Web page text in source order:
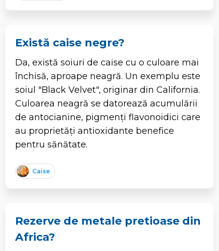
Există caise negre?
Da, există soiuri de caise cu o culoare mai
închisă, aproape neagră. Un exemplu este
soiul "Black Velvet", originar din California.
Culoarea neagră se datorează acumulării
de antocianine, pigmenți flavonoidici care
au proprietăți antioxidante benefice
pentru sănătate.
Caise
Rezerve de metale pretioase din
Africa?